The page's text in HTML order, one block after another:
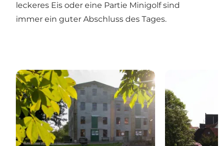
leckeres Eis oder eine Partie Minigolf sind
immer ein guter Abschluss des Tages.
5 Tage in Haderslev